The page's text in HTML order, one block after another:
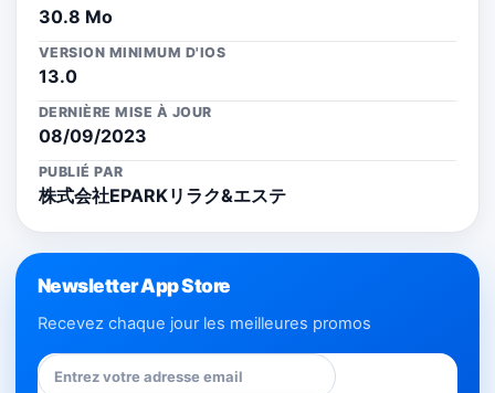
30.8 Mo
VERSION MINIMUM D'IOS
13.0
DERNIÈRE MISE À JOUR
08/09/2023
PUBLIÉ PAR
株式会社EPARKリラク&エステ
Newsletter App Store
Recevez chaque jour les meilleures promos